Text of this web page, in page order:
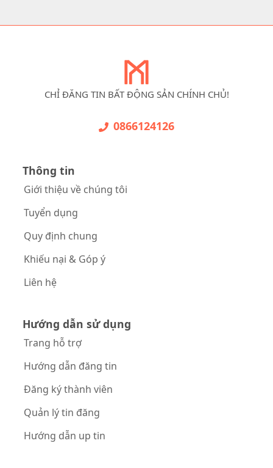
CHỈ ĐĂNG TIN BẤT ĐỘNG SẢN CHÍNH CHỦ!
0866124126
Thông tin
Giới thiệu về chúng tôi
Tuyển dụng
Quy định chung
Khiếu nại & Góp ý
Liên hệ
Hướng dẫn sử dụng
Trang hỗ trợ
Hướng dẫn đăng tin
Đăng ký thành viên
Quản lý tin đăng
Hướng dẫn up tin